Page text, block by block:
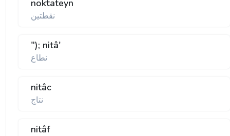
noktateyn
نقطتين
"); nitâ'
نطاع
nitâc
نتاج
nitâf